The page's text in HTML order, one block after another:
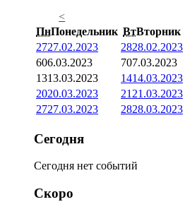
<
ПнПонедельник ВтВторник
2727.02.2023 2828.02.2023
606.03.2023 707.03.2023
1313.03.2023 1414.03.2023
2020.03.2023 21 21.03.2023
2727.03.2023 2828.03.2023
Сегодня
Сегодня нет событий
Скоро